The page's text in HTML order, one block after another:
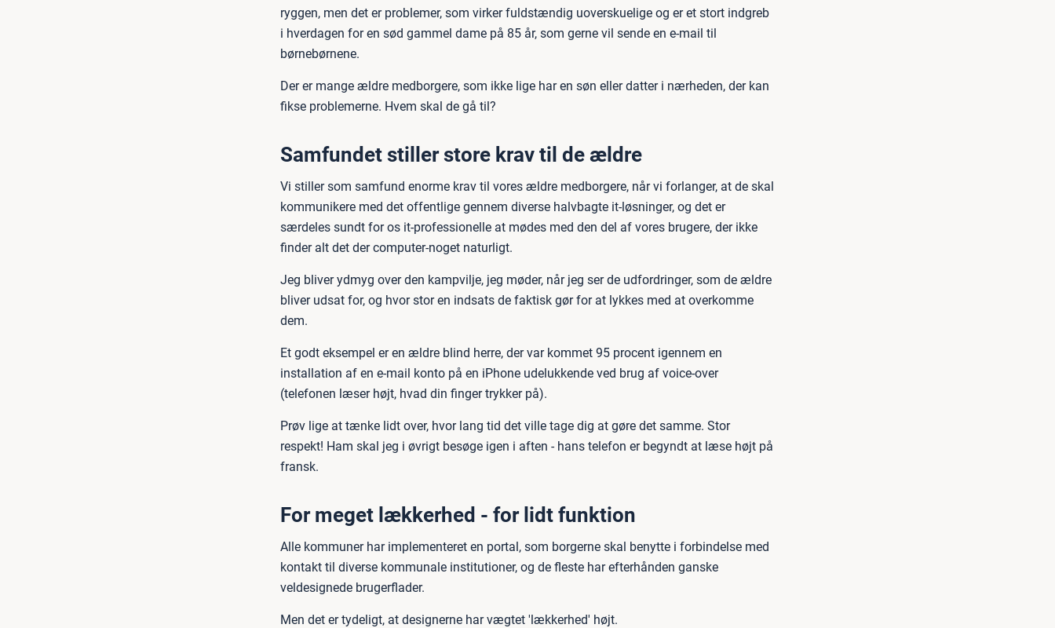
ryggen, men det er problemer, som virker fuldstændig uoverskuelige og er et stort indgreb
i hverdagen for en sød gammel dame på 85 år, som gerne vil sende en e-mail til
børnebørnene.
Der er mange ældre medborgere, som ikke lige har en søn eller datter i nærheden, der kan
fikse problemerne. Hvem skal de gå til?
Samfundet stiller store krav til de ældre
Vi stiller som samfund enorme krav til vores ældre medborgere, når vi forlanger, at de skal
kommunikere med det offentlige gennem diverse halvbagte it-løsninger, og det er
særdeles sundt for os it-professionelle at mødes med den del af vores brugere, der ikke
finder alt det der computer-noget naturligt.
Jeg bliver ydmyg over den kampvilje, jeg møder, når jeg ser de udfordringer, som de ældre
bliver udsat for, og hvor stor en indsats de faktisk gør for at lykkes med at overkomme
dem.
Et godt eksempel er en ældre blind herre, der var kommet 95 procent igennem en
installation af en e-mail konto på en iPhone udelukkende ved brug af voice-over
(telefonen læser højt, hvad din finger trykker på).
Prøv lige at tænke lidt over, hvor lang tid det ville tage dig at gøre det samme. Stor
respekt! Ham skal jeg i øvrigt besøge igen i aften - hans telefon er begyndt at læse højt på
fransk.
For meget lækkerhed - for lidt funktion
Alle kommuner har implementeret en portal, som borgerne skal benytte i forbindelse med
kontakt til diverse kommunale institutioner, og de fleste har efterhånden ganske
veldesignede brugerflader.
Men det er tydeligt, at designerne har vægtet 'lækkerhed' højt.